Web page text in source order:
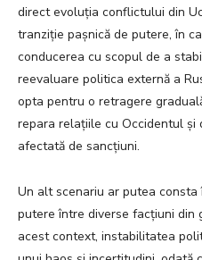
direct evoluția conflictului din
tranziție pașnică de putere, în
conducerea cu scopul de a
reevaluare politica externă a
opta pentru o retragere
repara relațiile cu Occidentul și
afectată de sancțiuni.
Un alt scenariu ar putea
putere între diverse facțiuni din
acest context, instabilitatea